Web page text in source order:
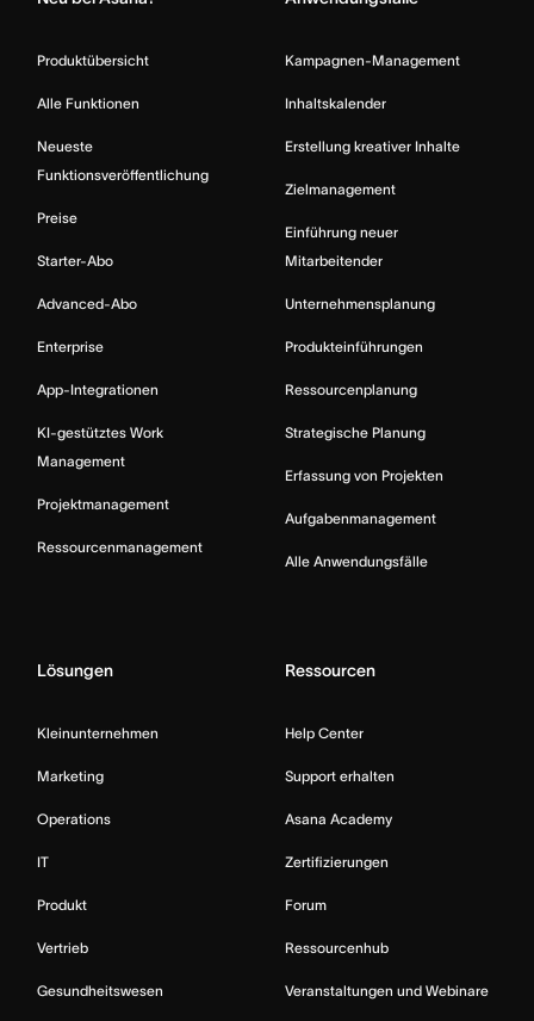
Produktübersicht
Alle Funktionen
Neueste
Funktionsveröffentlichung
Preise
Starter-Abo
Advanced-Abo
Enterprise
App-Integrationen
KI-gestütztes Work
Management
Projektmanagement
Ressourcenmanagement
Kampagnen-Management
Inhaltskalender
Erstellung kreativer Inhalte
Zielmanagement
Einführung neuer
Mitarbeitender
Unternehmensplanung
Produkteinführungen
Ressourcenplanung
Strategische Planung
Erfassung von Projekten
Aufgabenmanagement
Alle Anwendungsfälle
Lösungen
Kleinunternehmen
Marketing
Operations
IT
Produkt
Vertrieb
Gesundheitswesen
Ressourcen
Help Center
Support erhalten
Asana Academy
Zertifizierungen
Forum
Ressourcenhub
Veranstaltungen und Webinare